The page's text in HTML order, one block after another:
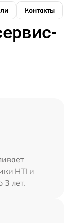
Контакты
HTI и
3 лет.